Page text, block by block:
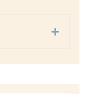
Expand